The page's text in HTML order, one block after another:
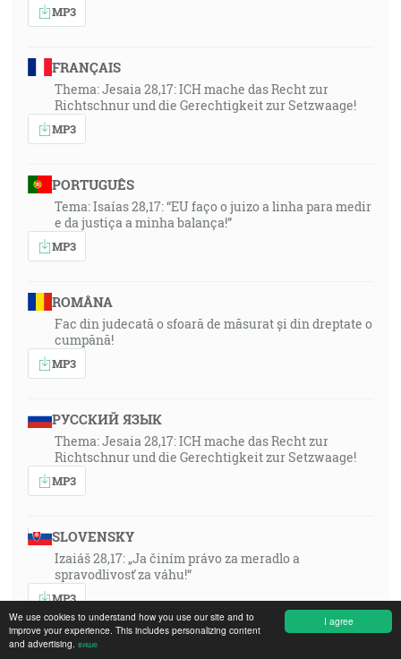
I agree
We use cookies to understand how you use our site and to
improve your experience. This includes personalizing content
and advertising. више
MP3
FRANÇAIS
Thema: Jesaia 28,17: ICH mache das Recht zur
Richtschnur und die Gerechtigkeit zur Setzwaage!
MP3
PORTUGUÊS
Tema: Isaías 28,17: “EU faço o juizo a linha para medir
e da justiça a minha balança!”
MP3
ROMÂNA
Fac din judecată o sfoară de măsurat și din dreptate o
cumpănă!
MP3
РУССКИЙ ЯЗЫК
Thema: Jesaia 28,17: ICH mache das Recht zur
Richtschnur und die Gerechtigkeit zur Setzwaage!
MP3
SLOVENSKY
Izaiáš 28,17: „Ja činím právo za meradlo a
spravodlivosť za váhu!“
MP3
POLSKI